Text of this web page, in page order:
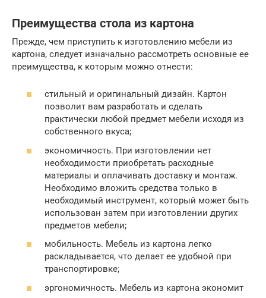
Преимущества стола из картона
Прежде, чем приступить к изготовлению мебели из
картона, следует изначально рассмотреть основные ее
преимущества, к которым можно отнести:
стильный и оригинальный дизайн. Картон
позволит вам разработать и сделать
практически любой предмет мебели исходя из
собственного вкуса;
экономичность. При изготовлении нет
необходимости приобретать расходные
материалы и оплачивать доставку и монтаж.
Необходимо вложить средства только в
необходимый инструмент, который может быть
использован затем при изготовлении других
предметов мебели;
мобильность. Мебель из картона легко
раскладывается, что делает ее удобной при
транспортировке;
эргономичность. Мебель из картона экономит